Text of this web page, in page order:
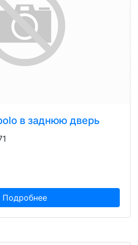
в заднюю дверь
Подробнее